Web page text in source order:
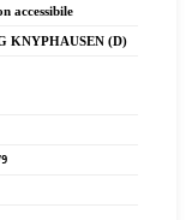
accessibile
KNYPHAUSEN (D)